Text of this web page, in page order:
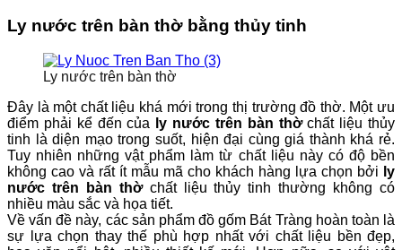
Ly nước trên bàn thờ bằng thủy tinh
Ly nước trên bàn thờ
Đây là một chất liệu khá mới trong thị trường đồ thờ. Một ưu
điểm phải kể đến của
ly nước trên bàn thờchất liệu thủy
tinh là diện mạo trong suốt, hiện đại cùng giá thành khá rẻ.
Tuy nhiên những vật phẩm làm từ chất liệu này có độ bền
không cao và rất ít mẫu mã cho khách hàng lựa chọn bởi ly
nước trên bàn thờchất liệu thủy tinh thường không có
nhiều màu sắc và họa tiết.
Về vấn đề này, các sản phẩm đồ gốm Bát Tràng hoàn toàn là
sự lựa chọn thay thế phù hợp nhất với chất liệu bền đẹp,